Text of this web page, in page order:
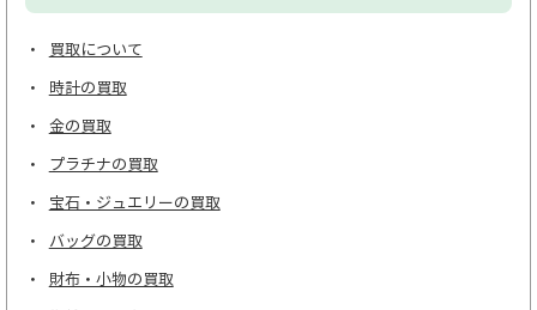
買取について
時計の買取
金の買取
プラチナの買取
宝石・ジュエリーの買取
バッグの買取
財布・小物の買取